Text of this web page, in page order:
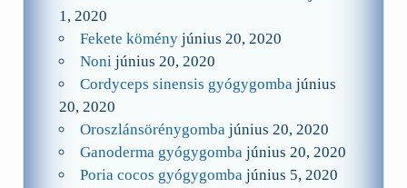
1, 2020
Fekete kömény június 20, 2020
Noni június 20, 2020
Cordyceps sinensis gyógygomba június
20, 2020
Oroszlánsörénygomba június 20, 2020
Ganoderma gyógygomba június 20, 2020
Poria cocos gyógygomba június 5, 2020